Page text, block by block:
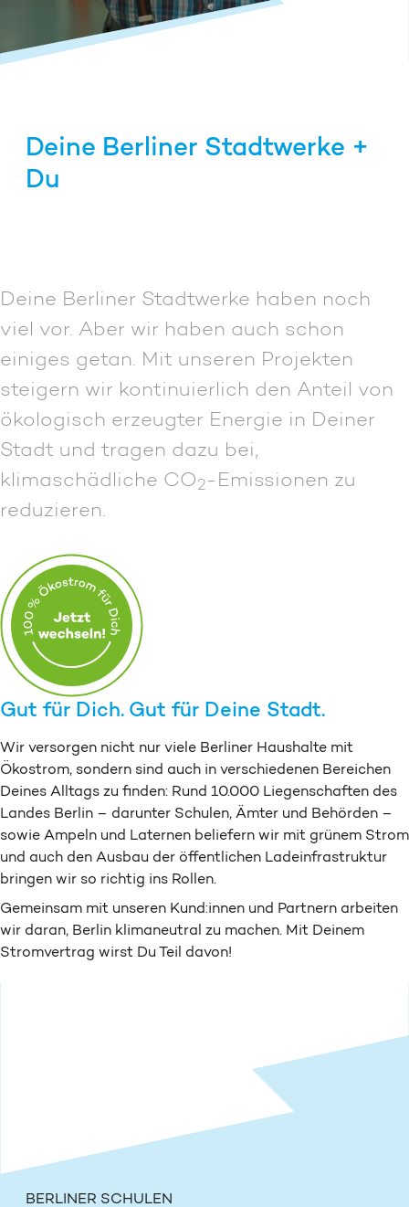
Deine Berliner Stadtwerke +
Du
Deine Berliner Stadtwerke haben noch
viel vor. Aber wir haben auch schon
einiges getan. Mit unseren Projekten
steigern wir kontinuierlich den Anteil von
ökologisch erzeugter Energie in Deiner
Stadt und tragen dazu bei,
klimaschädliche CO2-Emissionen zu
reduzieren.
Gut für Dich. Gut für Deine Stadt.
Wir versorgen nicht nur viele Berliner Haushalte mit
Ökostrom, sondern sind auch in verschiedenen Bereichen
Deines Alltags zu finden: Rund 10.000 Liegen­schaften des
Landes Berlin – darunter Schulen, Ämter und Behörden –
sowie Ampeln und Laternen beliefern wir mit grünem Strom
und auch den Ausbau der öffentlichen Lade­infra­struktur
bringen wir so richtig ins Rollen.
Gemeinsam mit unseren Kund:innen und Partnern arbeiten
wir daran, Berlin klimaneutral zu machen. Mit Deinem
Stromvertrag wirst Du Teil davon!
BERLINER SCHULEN